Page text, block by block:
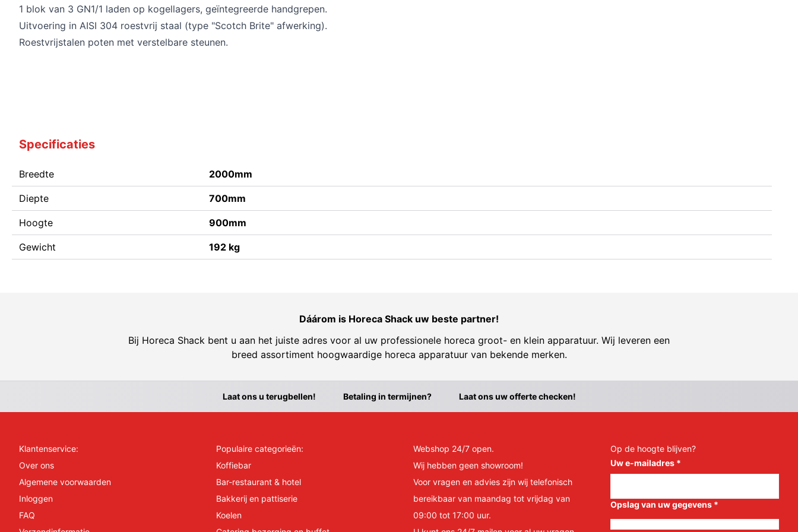
1 blok van 3 GN1/1 laden op kogellagers, geïntegreerde handgrepen.
Uitvoering in AISI 304 roestvrij staal (type "Scotch Brite" afwerking).
Roestvrijstalen poten met verstelbare steunen.
Specificaties
Breedte 2000mm
Diepte 700mm
Hoogte 900mm
Gewicht 192 kg
Dáárom is Horeca Shack uw beste partner!
Bij Horeca Shack bent u aan het juiste adres voor al uw professionele horeca groot- en klein apparatuur. Wij leveren een
breed assortiment hoogwaardige horeca apparatuur van bekende merken.
Laat ons u terugbellen! Betaling in termijnen? Laat ons uw offerte checken!
Klantenservice:
Over ons
Algemene voorwaarden
Inloggen
FAQ
Populaire categorieën:
Koffiebar
Bar-restaurant & hotel
Bakkerij en pattiserie
Koelen
Webshop 24/7 open.
Wij hebben geen showroom!
Voor vragen en advies zijn wij telefonisch
bereikbaar van maandag tot vrijdag van
09:00 tot 17:00 uur.
Op de hoogte blijven?
Uw e-mailadres *
Opslag van uw gegevens *